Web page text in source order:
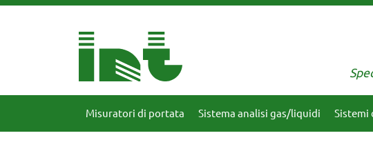
Misuratori di portata Sistema analisi gas/liquidi Sistemi